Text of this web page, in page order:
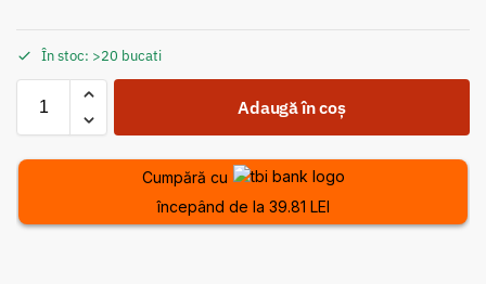
În stoc: >20 bucati
Adaugă în coș
Cumpără cu
începând de la 39.81 LEI